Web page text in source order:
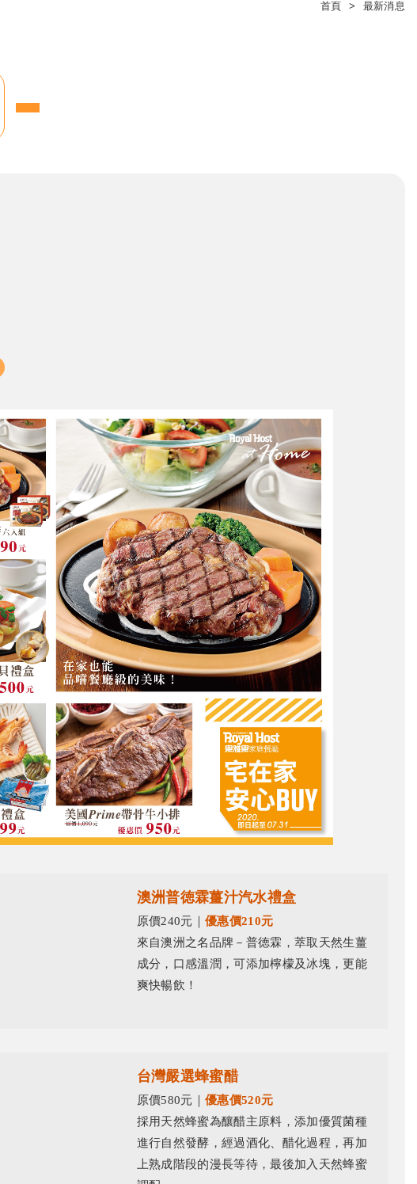
首頁 最新消息
n
a
W
e
i
b
o
澳洲普徳霖薑汁汽水禮盒
原價240元｜ 優惠價210元
來自澳洲之名品牌－普徳霖，萃取天然生薑
成分，口感溫潤，可添加檸檬及冰塊，更能
爽快暢飲！
台灣嚴選蜂蜜醋
原價580元｜ 優惠價520元
採用天然蜂蜜為釀醋主原料，添加優質菌種
進行自然發酵，經過酒化、醋化過程，再加
上熟成階段的漫長等待，最後加入天然蜂蜜